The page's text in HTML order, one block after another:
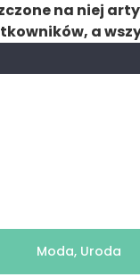
na niej
a
Moda, Uroda